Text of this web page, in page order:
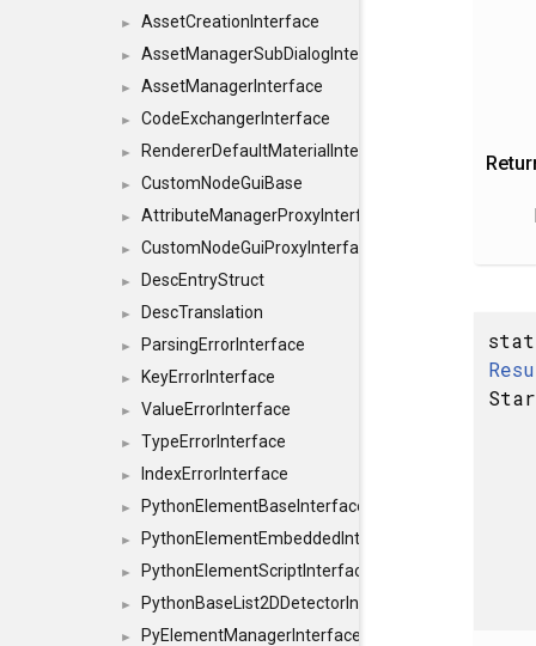
► AssetCreationInterface
► AssetManagerSubDialogInterface
► AssetManagerInterface
► CodeExchangerInterface
► RendererDefaultMaterialInterface
► CustomNodeGuiBase
► AttributeManagerProxyInterface
► CustomNodeGuiProxyInterface
► DescEntryStruct
► DescTranslation
► ParsingErrorInterface
► KeyErrorInterface
► ValueErrorInterface
► TypeErrorInterface
► IndexErrorInterface
► PythonElementBaseInterface
► PythonElementEmbeddedInterface
► PythonElementScriptInterface
► PythonBaseList2DDetectorInterface
► PyElementManagerInterface